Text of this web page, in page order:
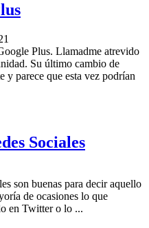
Plus. Llamadme atrevido
Su último cambio de
y parece que esta vez podrían
Sociales
son buenas para decir aquello
de ocasiones lo que
en Twitter o lo ...